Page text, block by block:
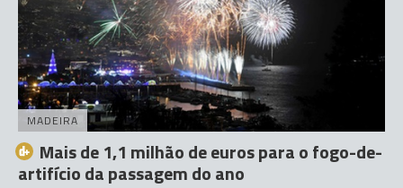
MADEIRA
Mais de 1,1 milhão de euros para o fogo-de-
artifício da passagem do ano